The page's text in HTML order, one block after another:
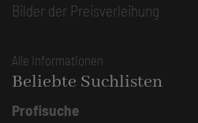
Bilder der Preisverleihung
Alle Informationen
Beliebte Suchlisten
Profisuche